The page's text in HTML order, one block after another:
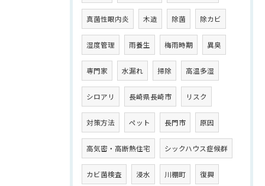
真菌性眼内炎 木造 除菌 除カビ
湿度管理 雨養生 梅雨時期 異臭
専門家 水漏れ 掃除 高温多湿
シロアリ 長崎県長崎市 リスク
対策方法 ペット 長門市 原因
高気密・高断熱住宅 シックハウス症候群
カビ菌検査 浸水 川棚町 復興